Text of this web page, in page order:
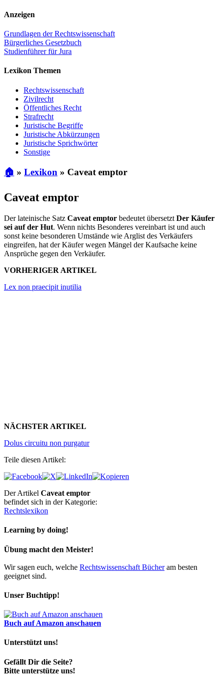
Anzeigen
Grundlagen der Rechtswissenschaft
Bürgerliches Gesetzbuch
Studienführer für Jura
Lexikon Themen
Rechtswissenschaft
Zivilrecht
Öffentliches Recht
Strafrecht
Juristische Begriffe
Juristische Abkürzungen
Juristische Sprichwörter
Sonstige
🏠 » Lexikon » Caveat emptor
Caveat emptor
Der lateinische Satz Caveat emptor bedeutet übersetzt Der Käufer
sei auf der Hut. Wenn nichts Besonderes vereinbart ist und auch
sonst keine besonderen Umstände wie Arglist des Verkäufers
eingreifen, hat der Käufer wegen Mängel der Kaufsache keine
Ansprüche gegen den Verkäufer.
VORHERIGER ARTIKEL
Lex non praecipit inutilia
NÄCHSTER ARTIKEL
Dolus circuitu non purgatur
Teile diesen Artikel:
Der Artikel Caveat emptor
befindet sich in der Kategorie:
Rechtslexikon
Learning by doing!
Übung macht den Meister!
Wir sagen euch, welche Rechtswissenschaft Bücheram besten
geeignet sind.
Unser Buchtipp!
Buch auf Amazon anschauen
Unterstützt uns!
Gefällt Dir die Seite?
Bitte unterstütze uns!